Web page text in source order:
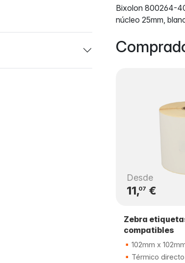
Bixolon 800264-
núcleo 25mm,
Desde
11,07 €
Zebra
compatibles
102mm x
Térmico